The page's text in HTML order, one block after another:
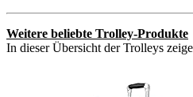
Weitere beliebte Trolley-Produkte
In dieser Übersicht der Trolleys